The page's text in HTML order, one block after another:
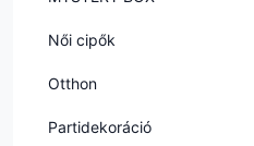
Női cipők
Otthon
Partidekoráció